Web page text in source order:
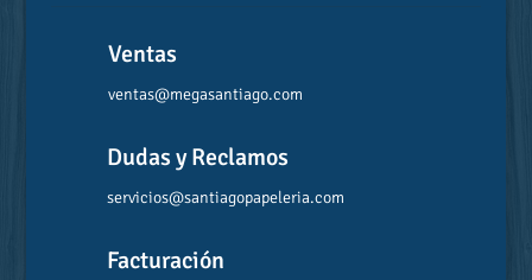
Ventas
ventas@megasantiago.com
Dudas y Reclamos
servicios@santiagopapeleria.com
Facturación